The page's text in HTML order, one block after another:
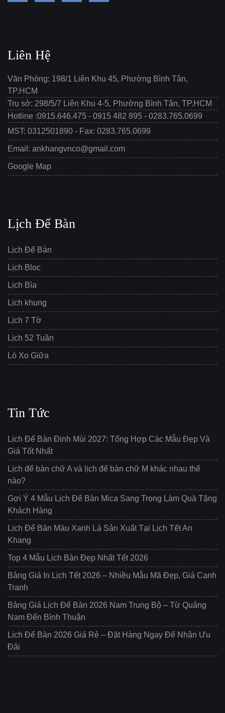
Liên Hệ
Văn Phòng: 198/1 Liên Khu 45, Phường Bình Tân,
TP.HCM
Trụ sở: 298/5/7 Liên Khu 4-5, Phường Bình Tân, TP.HCM
Hotline :0915.646.475 - 0915 482 895 - 0283.765.0699
MST: 0312501890 - Fax: 0283.765.0699
Email: ankhangvnco@gmail.com
Google Map
Lịch Để Bàn
Lịch Để Bàn
Lịch Bloc
Lịch Bìa
Lịch khung
Lịch 7 Tờ
Lịch 52 Tuần
Lò Xo Giữa
Tin Tức
Lịch Để Bàn Đinh Mùi 2027: Tổng Hợp Các Mẫu Đẹp Và
Giá Tốt Nhất
Lịch để bàn chữ A và lịch để bàn chữ M khác nhau thế
nào?
Gợi Ý 4 Mẫu Lịch Để Bàn Mica Sang Trọng Làm Quà Tặng
Khách Hàng
Lịch Để Bàn Màu Xanh Lá Sản Xuất Tại Lịch Tết An
Khang
Top 4 Mẫu Lịch Bàn Đẹp Nhất Tết 2026
Bảng Giá In Lịch Tết 2026 – Nhiều Mẫu Mã Đẹp, Giá Cạnh
Tranh
Bảng Giá Lịch Để Bàn 2026 Nam Trung Bộ – Từ Quảng
Nam Đến Bình Thuận
Lịch Để Bàn 2026 Giá Rẻ – Đặt Hàng Ngay Để Nhận Ưu
Đãi